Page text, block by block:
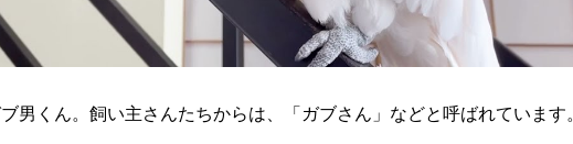
男くん。飼い主さんたちからは、「ガブさん」などと呼ばれています。